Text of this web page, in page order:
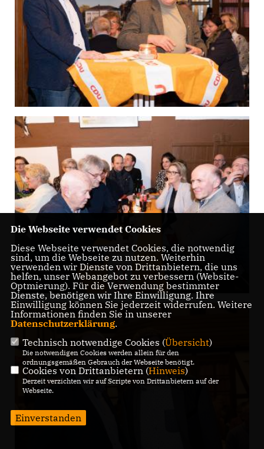
Die Webseite verwendet Cookies
Diese Webseite verwendet Cookies, die notwendig
sind, um die Webseite zu nutzen. Weiterhin
verwenden wir Dienste von Drittanbietern, die uns
helfen, unser Webangebot zu verbessern (Website-
Optmierung). Für die Verwendung bestimmter
Dienste, benötigen wir Ihre Einwilligung. Ihre
Einwilligung können Sie jederzeit widerrufen. Weitere
Informationen finden Sie in unserer
Datenschutzerklärung.
Technisch notwendige Cookies (Übersicht)
Die notwendigen Cookies werden allein für den
ordnungsgemäßen Gebrauch der Webseite benötigt.
Cookies von Drittanbietern (Hinweis)
Derzeit verzichten wir auf Scripte von Drittanbietern auf der
Webseite.
Einverstanden